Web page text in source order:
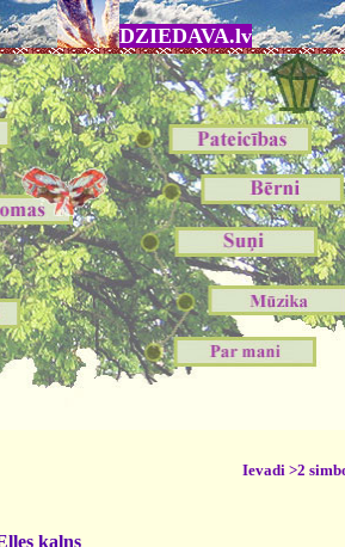
DZIEDAVA.lv
Ievadi >2
kalns